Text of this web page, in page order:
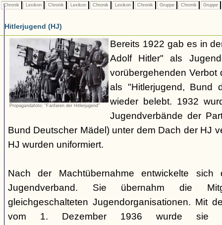
Chronik Lexikon Chronik Lexikon Chronik Lexikon Chronik Gruppe Chronik Gruppe
Hitlerjugend (HJ)
Propagandafoto: "Fanfaren der Hitlerjugend"
Bereits 1922 gab es in
Adolf Hitler" als
vorübergehenden Verbot
als "Hitlerjugend, Bund
wieder belebt. 1932
Jugendverbände der
Bund Deutscher Mädel) unter dem Dach der HJ
HJ wurden uniformiert.
Nach der Machtübernahme entwickelte
Jugendverband. Sie übernahm die
gleichgeschalteten Jugendorganisationen. Mit
vom 1. Dezember 1936 wurde sie